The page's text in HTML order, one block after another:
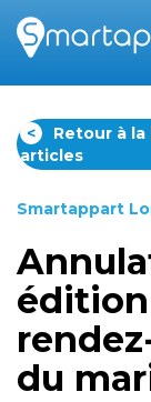
<
Retour à
articles
Smartappart
édition
du